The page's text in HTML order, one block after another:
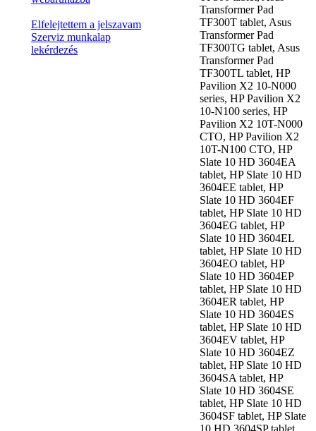
Elfelejtettem a jelszavam
Szerviz munkalap
lekérdezés
Transformer Pad
TF300T tablet, Asus
Transformer Pad
TF300TG tablet, Asus
Transformer Pad
TF300TL tablet, HP
Pavilion X2 10-N000
series, HP Pavilion X2
10-N100 series, HP
Pavilion X2 10T-N000
CTO, HP Pavilion X2
10T-N100 CTO, HP
Slate 10 HD 3604EA
tablet, HP Slate 10 HD
3604EE tablet, HP
Slate 10 HD 3604EF
tablet, HP Slate 10 HD
3604EG tablet, HP
Slate 10 HD 3604EL
tablet, HP Slate 10 HD
3604EO tablet, HP
Slate 10 HD 3604EP
tablet, HP Slate 10 HD
3604ER tablet, HP
Slate 10 HD 3604ES
tablet, HP Slate 10 HD
3604EV tablet, HP
Slate 10 HD 3604EZ
tablet, HP Slate 10 HD
3604SA tablet, HP
Slate 10 HD 3604SE
tablet, HP Slate 10 HD
3604SF tablet, HP Slate
10 HD 3604SP tablet,